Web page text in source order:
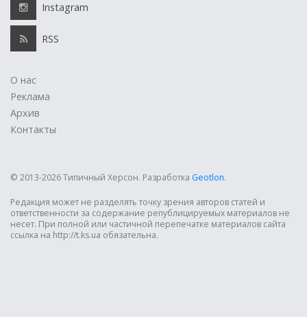
Instagram
RSS
О нас
Реклама
Архив
Контакты
© 2013-2026 Типичный Херсон. Разработка Geotlon.
Редакция может не разделять точку зрения авторов статей и
ответственности за содержание републицируемых материалов не
несет. При полной или частичной перепечатке материалов сайта
ссылка на http://t.ks.ua обязательна.